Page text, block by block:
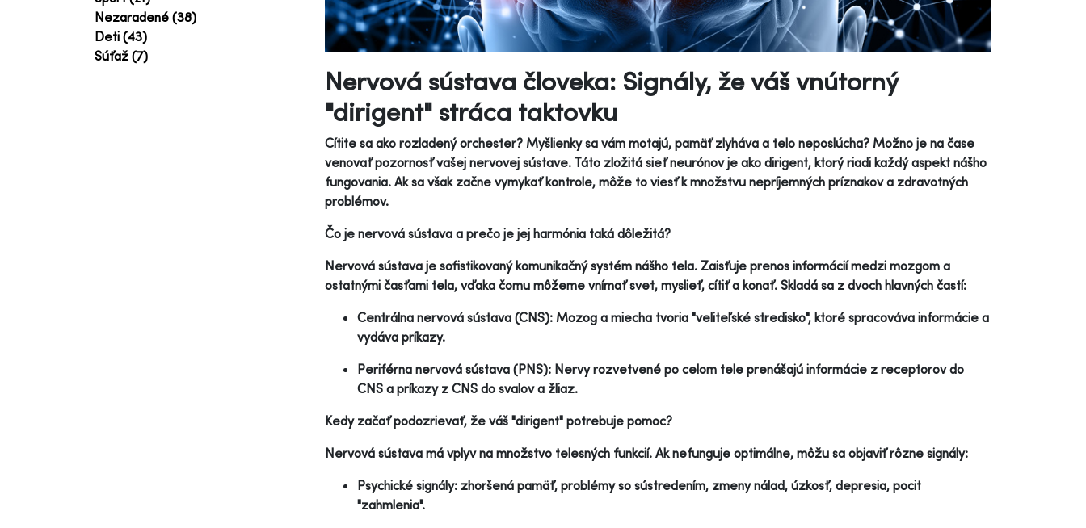
Nezaradené (38)
Deti (43)
Súťaž (7)
Nervová sústava človeka: Signály, že váš vnútorný
"dirigent" stráca taktovku
Cítite sa ako rozladený orchester? Myšlienky sa vám motajú, pamäť zlyháva a telo neposlúcha? Možno je na čase
venovať pozornosť vašej nervovej sústave. Táto zložitá sieť neurónov je ako dirigent, ktorý riadi každý aspekt nášho
fungovania. Ak sa však začne vymykať kontrole, môže to viesť k množstvu nepríjemných príznakov a zdravotných
problémov.
Čo je nervová sústava a prečo je jej harmónia taká dôležitá?
Nervová sústava je sofistikovaný komunikačný systém nášho tela. Zaisťuje prenos informácií medzi mozgom a
ostatnými časťami tela, vďaka čomu môžeme vnímať svet, myslieť, cítiť a konať. Skladá sa z dvoch hlavných častí:
Centrálna nervová sústava (CNS): Mozog a miecha tvoria "veliteľské stredisko", ktoré spracováva informácie a
vydáva príkazy.
Periférna nervová sústava (PNS): Nervy rozvetvené po celom tele prenášajú informácie z receptorov do
CNS a príkazy z CNS do svalov a žliaz.
Kedy začať podozrievať, že váš "dirigent" potrebuje pomoc?
Nervová sústava má vplyv na množstvo telesných funkcií. Ak nefunguje optimálne, môžu sa objaviť rôzne signály:
Psychické signály: zhoršená pamäť, problémy so sústredením, zmeny nálad, úzkosť, depresia, pocit
"zahmlenia".